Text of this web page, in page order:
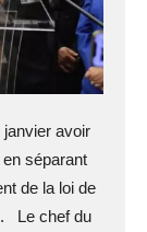
avoir
séparant
de la loi de
Le chef du